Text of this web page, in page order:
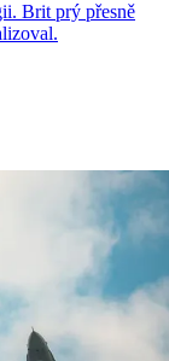
Brit prý přesně